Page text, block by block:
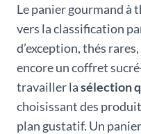
Le panier gourmand à
vers la classification
d’exception, thés
encore un coffret
travailler lasélection
choisissant des
plan gustatif. Un